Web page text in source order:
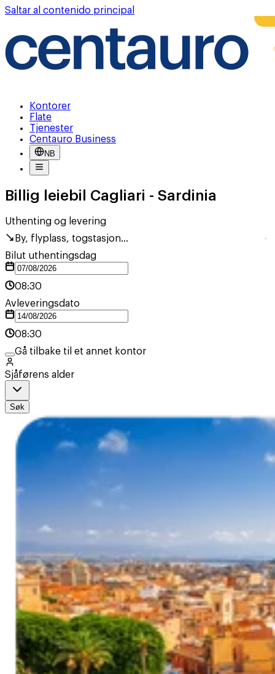
Saltar al contenido principal
Kontorer
Flate
Tjenester
Centauro Business
NB
Billig leiebil Cagliari - Sardinia
Uthenting og levering
By, flyplass, togstasjon...
Bilut uthentingsdag
08:30
Avleveringsdato
08:30
Gå tilbake til et annet kontor
Sjåførens alder
Søk